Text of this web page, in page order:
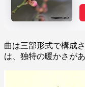
曲は三部形式で構成
は、独特の暖かさがあ